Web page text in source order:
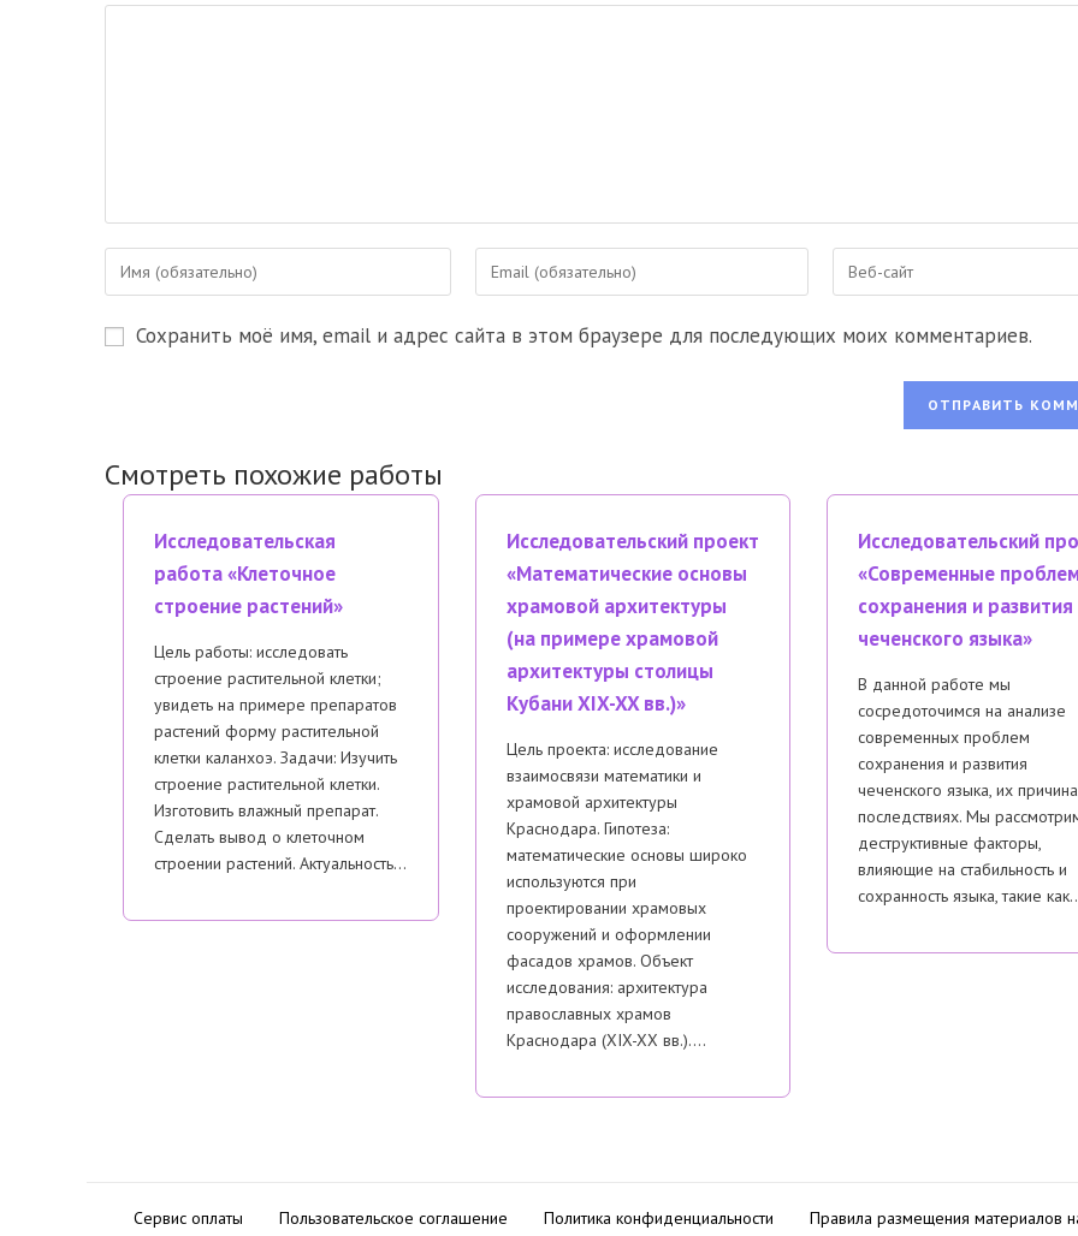
адрес,
веб-
Сохранить моё имя, email и адрес сайта в этом браузере для последующих моих комментариев.
Смотреть похожие работы
Исследовательская
работа «Клеточное
строение растений»
Цель работы: исследовать
строение растительной клетки;
увидеть на примере препаратов
растений форму растительной
клетки каланхоэ. Задачи: Изучить
строение растительной клетки.
Изготовить влажный препарат.
Сделать вывод о клеточном
строении растений. Актуальность…
Исследовательский проект
«Математические основы
храмовой архитектуры
(на примере храмовой
архитектуры столицы
Кубани XIX-XX вв.)»
Цель проекта: исследование
взаимосвязи математики и
храмовой архитектуры
Краснодара. Гипотеза:
математические основы широко
используются при
проектировании храмовых
сооружений и оформлении
фасадов храмов. Объект
исследования: архитектура
православных храмов
Краснодара (XIX-XX вв.)….
Исследовательский
«Современные
сохранения и развития
чеченского языка»
В данной работе мы
сосредоточимся на анализе
современных проблем
сохранения и развития
чеченского языка, их
последствиях. Мы
деструктивные факторы,
влияющие на стабильность и
сохранность языка, такие
Сервис оплаты Пользовательское соглашение Политика конфиденциальности Правила размещения материалов